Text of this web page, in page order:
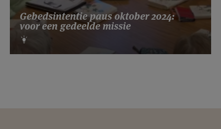
Gebedsintentie paus oktober 2024:
voor een gedeelde missie